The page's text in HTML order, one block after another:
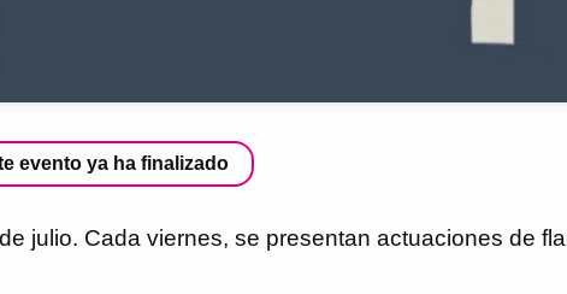
evento ya ha finalizado
julio. Cada viernes, se presentan actuaciones de